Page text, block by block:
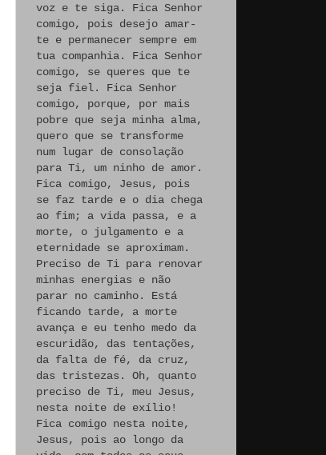
voz e te siga. Fica Senhor
comigo, pois desejo amar-
te e permanecer sempre em
tua companhia. Fica Senhor
comigo, se queres que te
seja fiel. Fica Senhor
comigo, porque, por mais
pobre que seja minha alma,
quero que se transforme
num lugar de consolação
para Ti, um ninho de amor.
Fica comigo, Jesus, pois
se faz tarde e o dia chega
ao fim; a vida passa, e a
morte, o julgamento e a
eternidade se aproximam.
Preciso de Ti para renovar
minhas energias e não
parar no caminho. Está
ficando tarde, a morte
avança e eu tenho medo da
escuridão, das tentações,
da falta de fé, da cruz,
das tristezas. Oh, quanto
preciso de Ti, meu Jesus,
nesta noite de exílio!
Fica comigo nesta noite,
Jesus, pois ao longo da